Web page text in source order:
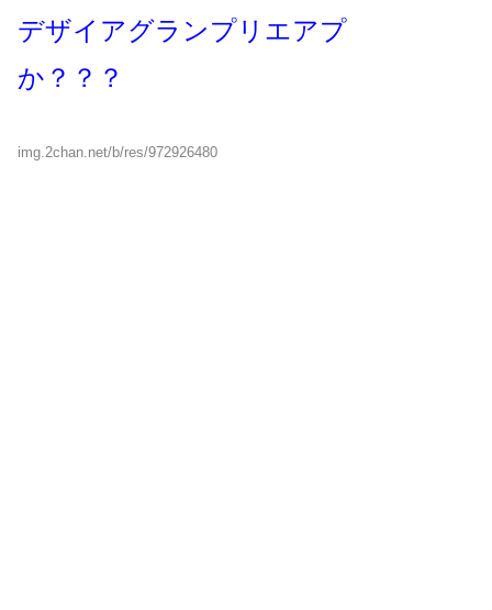
デザイアグランプリエアプ
か？？？
img.2chan.net/b/res/972926480